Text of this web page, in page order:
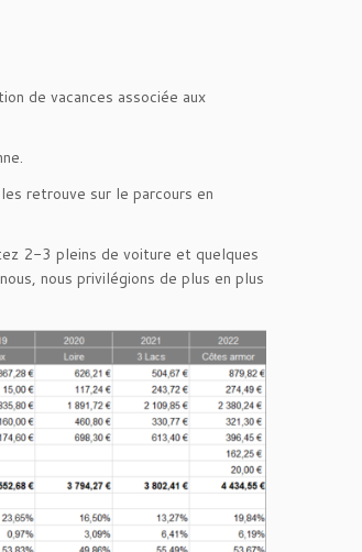
de vacances associée aux
retrouve sur le parcours en
2-3 pleins de voiture et quelques
nous privilégions de plus en plus